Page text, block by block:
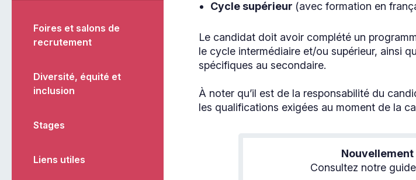
Foires et salons de
recrutement
Diversité, équité et
inclusion
Stages
Liens utiles
Cycle supérieur (avec formation en
Le candidat doit avoir complété un
le cycle intermédiaire et/ou supérieur, ainsi
spécifiques au secondaire.
À noter qu’il est de la responsabilité du
les qualifications exigées au moment de la
Consultez notre